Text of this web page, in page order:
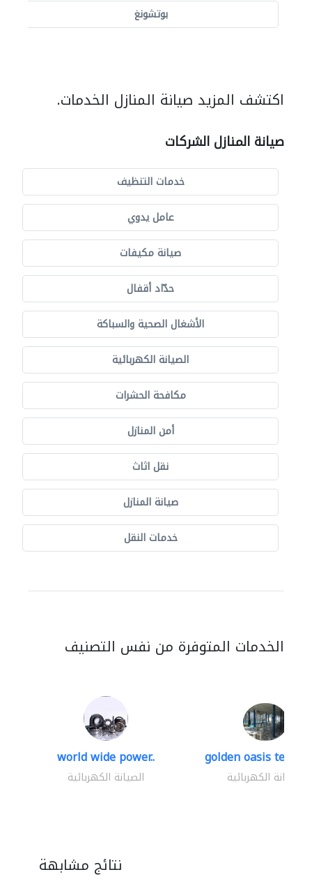
بوتشونغ
اكتشف المزيد صيانة المنازل الخدمات.
صيانة المنازل الشركات
خدمات التنظيف
عامل يدوي
صيانة مكيفات
حدّاد أقفال
الأشغال الصحية والسباكة
الصيانة الكهربائية
مكافحة الحشرات
أمن المنازل
نقل اثاث
صيانة المنازل
خدمات النقل
الخدمات المتوفرة من نفس التصنيف
world wide power..
الصيانة الكهربائية
golden oasis
الصيانة الكهربائية
نتائج مشابهة